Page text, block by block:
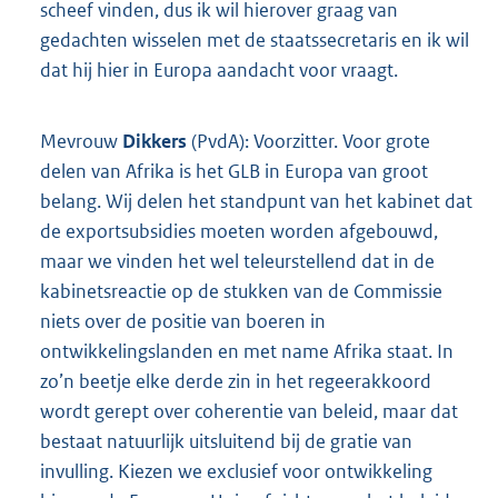
scheef vinden, dus ik wil hierover graag van
gedachten wisselen met de staatssecretaris en ik wil
dat hij hier in Europa aandacht voor vraagt.
Mevrouw Dikkers (PvdA): Voorzitter. Voor grote
delen van Afrika is het GLB in Europa van groot
belang. Wij delen het standpunt van het kabinet dat
de exportsubsidies moeten worden afgebouwd,
maar we vinden het wel teleurstellend dat in de
kabinetsreactie op de stukken van de Commissie
niets over de positie van boeren in
ontwikkelingslanden en met name Afrika staat. In
zo’n beetje elke derde zin in het regeerakkoord
wordt gerept over coherentie van beleid, maar dat
bestaat natuurlijk uitsluitend bij de gratie van
invulling. Kiezen we exclusief voor ontwikkeling